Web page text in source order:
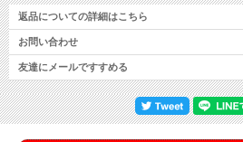
返品についての詳細はこちら
お問い合わせ
友達にメールですすめる